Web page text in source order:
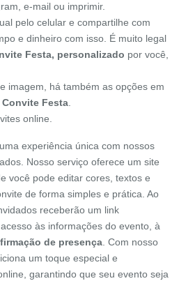
e-mail ou imprimir.
pelo celular e compartilhe com
e dinheiro com isso. É muito legal
Festa, personalizado por você,
imagem, há também as opções em
Festa
online.
experiência única com nossos
Nosso serviço oferece um site
você pode editar cores, textos e
de forma simples e prática. Ao
receberão um link
às informações do evento, à
de presença . Com nosso
um toque especial e
garantindo que seu evento seja